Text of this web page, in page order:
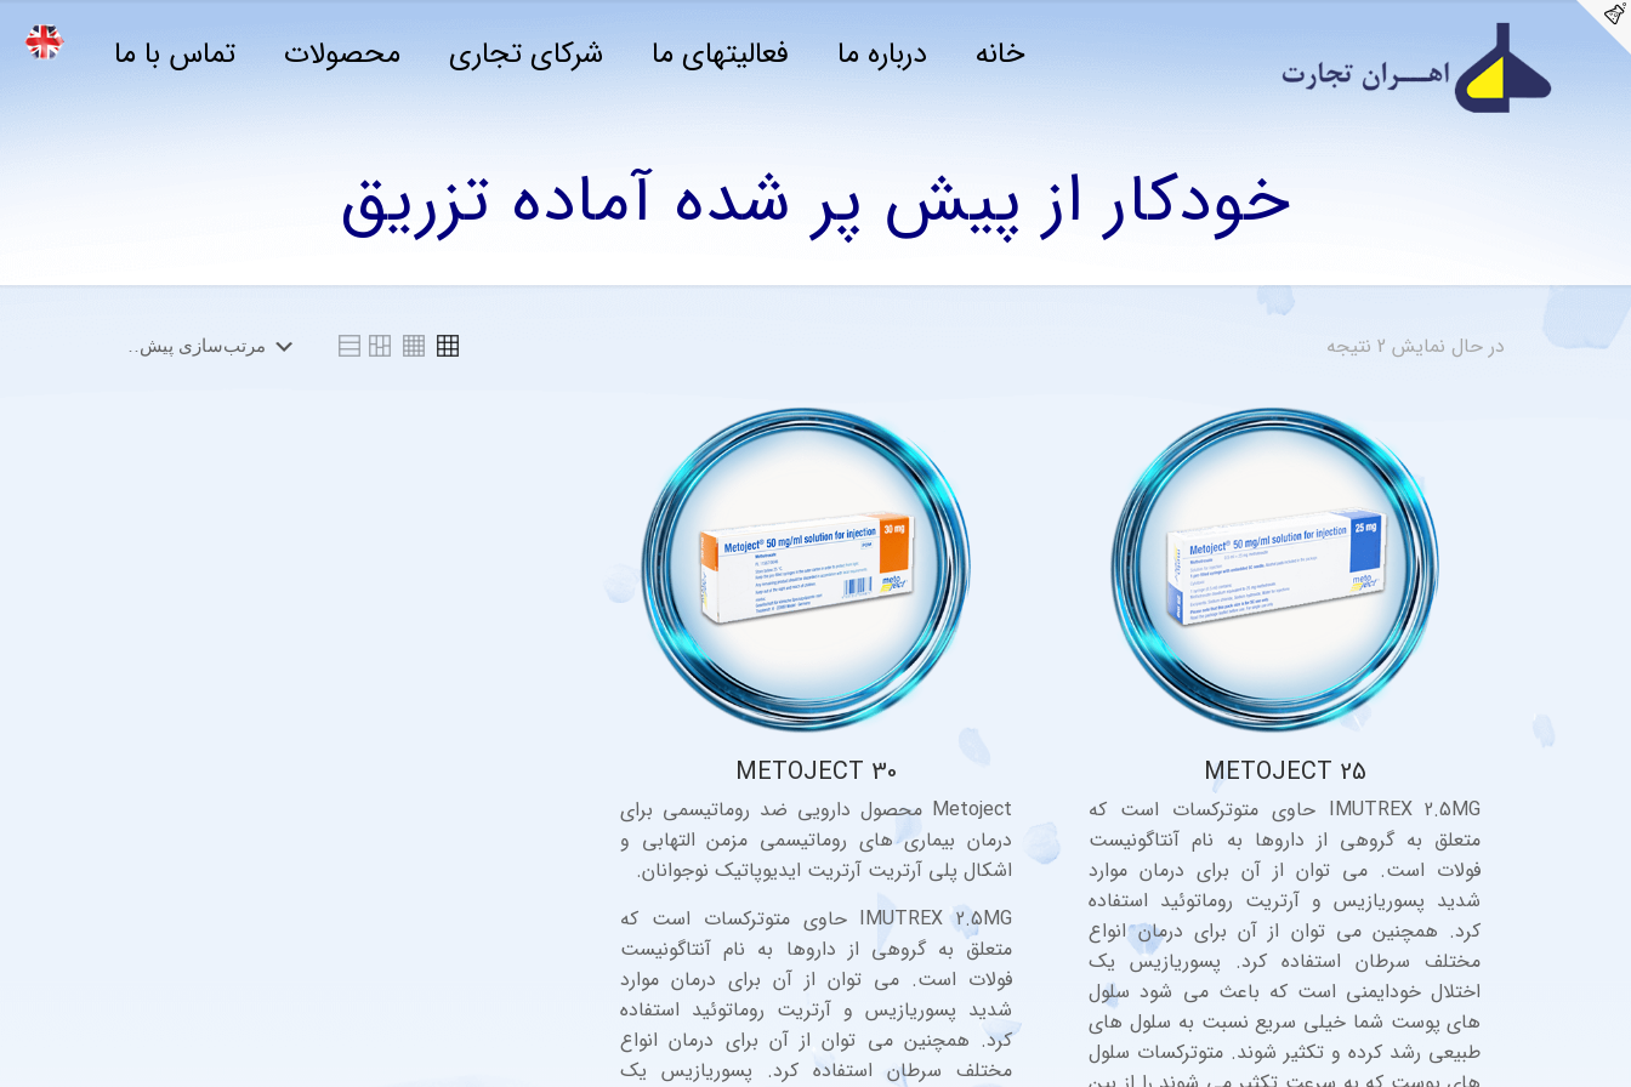
خانه درباره ما فعالیتهای ما شرکای تجاری محصولات تماس با ما
خودکار از پیش پر شده آماده تزریق
در حال نمایش 2 نتیجه
METOJECT 25
IMUTREX 2.5MG حاوی متوترکسات است که
متعلق به گروهی از داروها به نام آنتاگونیست
فولات است. می توان از آن برای درمان موارد
شدید پسوریازیس و آرتریت روماتوئید استفاده
کرد. همچنین می توان از آن برای درمان انواع
مختلف سرطان استفاده کرد. پسوریازیس یک
اختلال خودایمنی است که باعث می شود سلول
های پوست شما خیلی سریع نسبت به سلول های
طبیعی رشد کرده و تکثیر شوند. متوترکسات سلول
METOJECT 30
Metoject محصول دارویی ضد روماتیسمی برای
درمان بیماری های روماتیسمی مزمن التهابی و
اشکال پلی آرتریت آرتریت ایدیوپاتیک نوجوانان.
IMUTREX 2.5MG حاوی متوترکسات است که
متعلق به گروهی از داروها به نام آنتاگونیست
فولات است. می توان از آن برای درمان موارد
شدید پسوریازیس و آرتریت روماتوئید استفاده
کرد. همچنین می توان از آن برای درمان انواع
مختلف سرطان استفاده کرد. پسوریازیس یک